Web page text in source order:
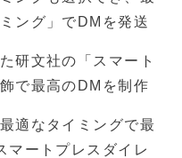
ング」でDMを発送
研文社の「スマート
で最高のDMを制作
適なタイミングで最
マートプレスダイレ